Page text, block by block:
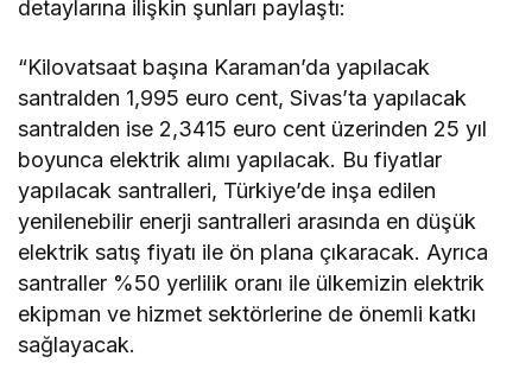
detaylarına ilişkin şunları paylaştı:
“Kilovatsaat başına Karaman’da yapılacak
santralden 1,995 euro cent, Sivas’ta yapılacak
santralden ise 2,3415 euro cent üzerinden 25 yıl
boyunca elektrik alımı yapılacak. Bu fiyatlar
yapılacak santralleri, Türkiye’de inşa edilen
yenilenebilir enerji santralleri arasında en düşük
elektrik satış fiyatı ile ön plana çıkaracak. Ayrıca
santraller %50 yerlilik oranı ile ülkemizin elektrik
ekipman ve hizmet sektörlerine de önemli katkı
sağlayacak.